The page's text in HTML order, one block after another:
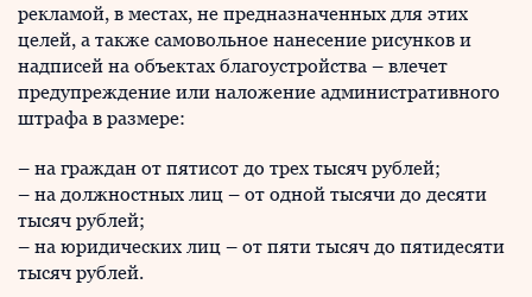
рекламой, в местах, не предназначенных для этих
целей, а также самовольное нанесение рисунков и
надписей на объектах благоустройства – влечет
предупреждение или наложение административного
штрафа в размере:
– на граждан от пятисот до трех тысяч рублей;
– на должностных лиц – от одной тысячи до десяти
тысяч рублей;
– на юридических лиц – от пяти тысяч до пятидесяти
тысяч рублей.